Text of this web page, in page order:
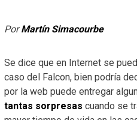
PorMartín Simacourbe
Se dice que en Internet se
caso del Falcon, bien podría
por la web puede entregar
tantas sorpresas cuando se